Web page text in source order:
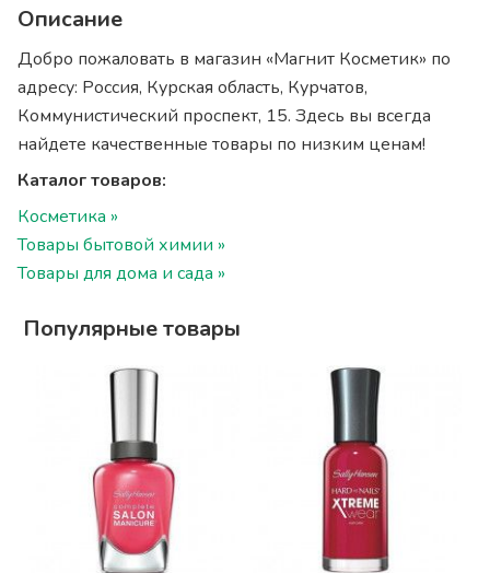
Описание
Добро пожаловать в магазин «Магнит Косметик» по
адресу: Россия, Курская область, Курчатов,
Коммунистический проспект, 15. Здесь вы всегда
найдете качественные товары по низким ценам!
Каталог товаров:
Косметика »
Товары бытовой химии »
Товары для дома и сада »
Популярные товары